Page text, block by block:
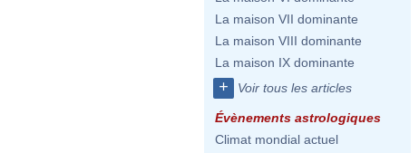
La maison VII dominante
La maison VIII dominante
La maison IX dominante
+ Voir tous les articles
Évènements astrologiques
Climat mondial actuel